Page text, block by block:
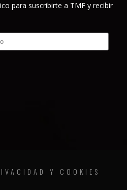
para suscribirte a TMF y recibir
Y COOKIES